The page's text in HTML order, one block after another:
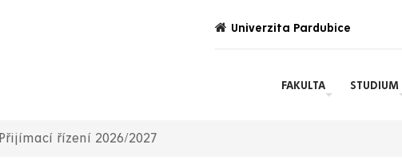
Univerzita Pardubice
FAKULTA STUDIUM
Přijímací řízení 2026/2027